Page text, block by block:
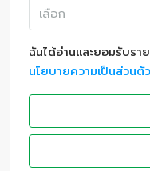
เลือก
ฉันได้อ่านและยอมรับรา
นโยบายความเป็นส่วนตัว